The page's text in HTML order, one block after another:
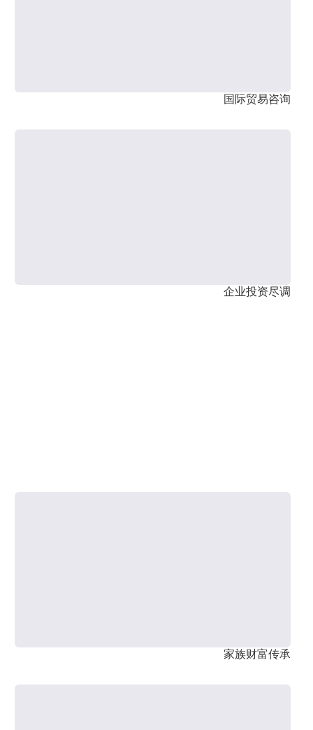
国际贸易咨询
企业投资尽调
家族财富传承